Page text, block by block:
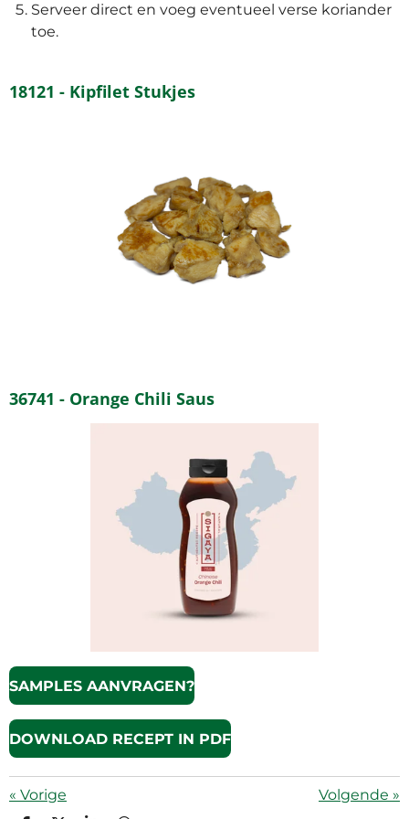
Serveer direct en voeg eventueel verse koriander
toe.
18121 - Kipfilet Stukjes
36741 - Orange Chili Saus
SAMPLES AANVRAGEN?
DOWNLOAD RECEPT IN PDF
« Vorige Volgende »